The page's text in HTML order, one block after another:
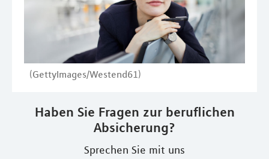
(GettyImages/Westend61)
Haben Sie Fragen zur beruflichen
Absicherung?
Sprechen Sie mit uns